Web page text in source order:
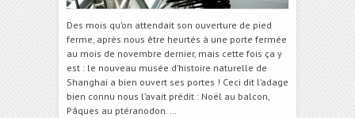
Des mois qu’on attendait son ouverture de pied
ferme, après nous être heurtés à une porte fermée
au mois de novembre dernier, mais cette fois ça y
est : le nouveau musée d’histoire naturelle de
Shanghai a bien ouvert ses portes ! Ceci dit l’adage
bien connu nous l’avait prédit : Noël au balcon,
Pâques au ptéranodon. …